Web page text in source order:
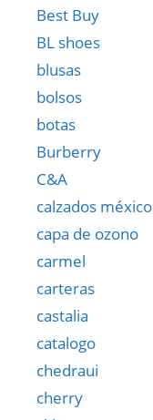
Best Buy
BL shoes
blusas
bolsos
botas
Burberry
C&A
calzados méxico
capa de ozono
carmel
carteras
castalia
catalogo
chedraui
cherry